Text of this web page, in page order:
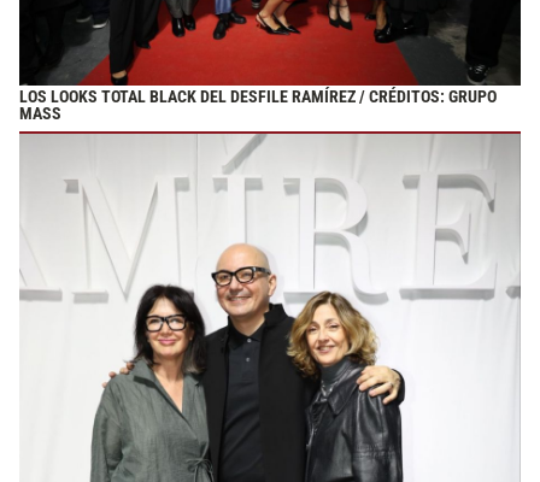
LOS LOOKS TOTAL BLACK DEL DESFILE RAMÍREZ / CRÉDITOS: GRUPO
MASS